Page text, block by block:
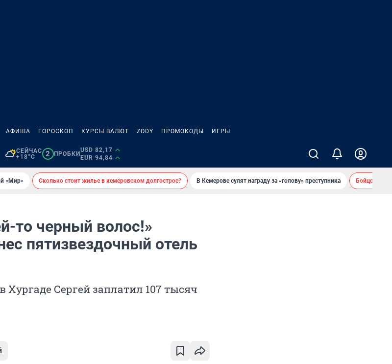
АФИША ГОРОСКОП КУРСЫ ВАЛЮТ ZODY ПРОМОКОДЫ ИГРЫ
СЕЙЧАС
+18°C
2 ПРОБКИ
USD 82,17
EUR 94,84
«Мир» Сколько стоит жилье в кемеровском долгострое? В Кемерове сулят награду за «голову» преступника Бойцовский
то черный волос!»
пятизвездочный отель
Хургаде Сергей заплатил 107 тысяч